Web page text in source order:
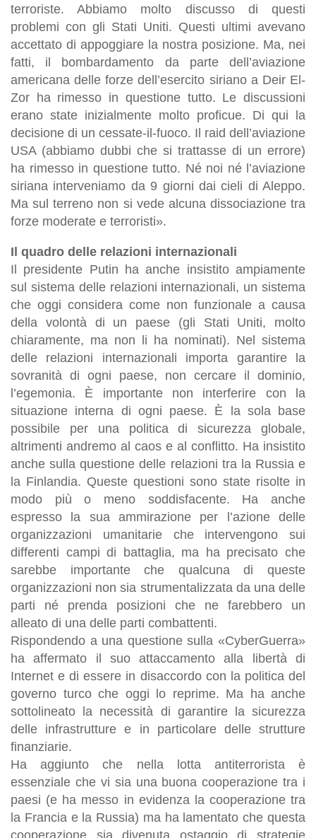
terroriste. Abbiamo molto discusso di questi
problemi con gli Stati Uniti. Questi ultimi avevano
accettato di appoggiare la nostra posizione. Ma, nei
fatti, il bombardamento da parte dell’aviazione
americana delle forze dell’esercito siriano a Deir El-
Zor ha rimesso in questione tutto. Le discussioni
erano state inizialmente molto proficue. Di qui la
decisione di un cessate-il-fuoco. Il raid dell’aviazione
USA (abbiamo dubbi che si trattasse di un errore)
ha rimesso in questione tutto. Né noi né l’aviazione
siriana interveniamo da 9 giorni dai cieli di Aleppo.
Ma sul terreno non si vede alcuna dissociazione tra
forze moderate e terroristi».
Il quadro delle relazioni internazionali
Il presidente Putin ha anche insistito ampiamente
sul sistema delle relazioni internazionali, un sistema
che oggi considera come non funzionale a causa
della volontà di un paese (gli Stati Uniti, molto
chiaramente, ma non li ha nominati). Nel sistema
delle relazioni internazionali importa garantire la
sovranità di ogni paese, non cercare il dominio,
l’egemonia. È importante non interferire con la
situazione interna di ogni paese. È la sola base
possibile per una politica di sicurezza globale,
altrimenti andremo al caos e al conflitto. Ha insistito
anche sulla questione delle relazioni tra la Russia e
la Finlandia. Queste questioni sono state risolte in
modo più o meno soddisfacente. Ha anche
espresso la sua ammirazione per l’azione delle
organizzazioni umanitarie che intervengono sui
differenti campi di battaglia, ma ha precisato che
sarebbe importante che qualcuna di queste
organizzazioni non sia strumentalizzata da una delle
parti né prenda posizioni che ne farebbero un
alleato di una delle parti combattenti.
Rispondendo a una questione sulla «CyberGuerra»
ha affermato il suo attaccamento alla libertà di
Internet e di essere in disaccordo con la politica del
governo turco che oggi lo reprime. Ma ha anche
sottolineato la necessità di garantire la sicurezza
delle infrastrutture e in particolare delle strutture
finanziarie.
Ha aggiunto che nella lotta antiterrorista è
essenziale che vi sia una buona cooperazione tra i
paesi (e ha messo in evidenza la cooperazione tra
la Francia e la Russia) ma ha lamentato che questa
cooperazione sia divenuta ostaggio di strategie